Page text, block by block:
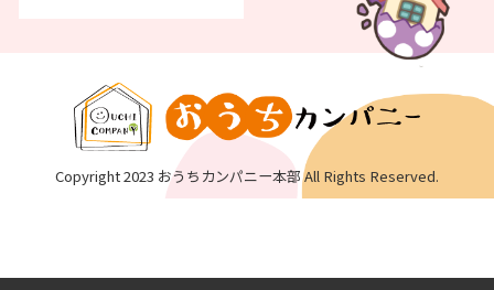
Copyright 2023 おうちカンパニー本部 All Rights Reserved.